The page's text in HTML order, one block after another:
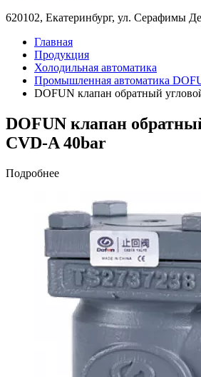
620102, Екатеринбург, ул. Серафимы
Главная
Продукция
Холодильная автоматика
Промышленная автоматика
DOFUN клапан обратный
DOFUN клапан
CVD-A 40bar
Подробнее